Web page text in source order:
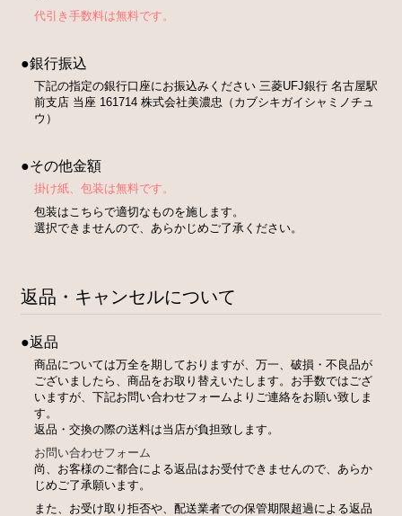
代引き手数料は無料です。
●銀行振込
下記の指定の銀行口座にお振込みください 三菱UFJ銀行 名古屋駅
前支店 当座 161714 株式会社美濃忠（カブシキガイシャミノチュ
ウ）
●その他金額
掛け紙、包装は無料です。
包装はこちらで適切なものを施します。
選択できませんので、あらかじめご了承ください。
返品・キャンセルについて
●返品
商品については万全を期しておりますが、万一、破損・不良品が
ございましたら、商品をお取り替えいたします。お手数ではござ
いますが、下記お問い合わせフォームよりご連絡をお願い致しま
す。
返品・交換の際の送料は当店が負担致します。
お問い合わせフォーム
尚、お客様のご都合による返品はお受付できませんので、あらか
じめご了承願います。
また、お受け取り拒否や、配送業者での保管期限超過による返品